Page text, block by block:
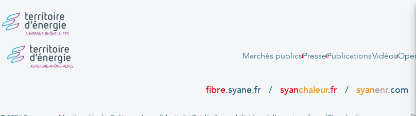
Marchés publicsPressePublicationsVidéos
fibre.syane.fr / syanchaleur.fr/ syanenr.com